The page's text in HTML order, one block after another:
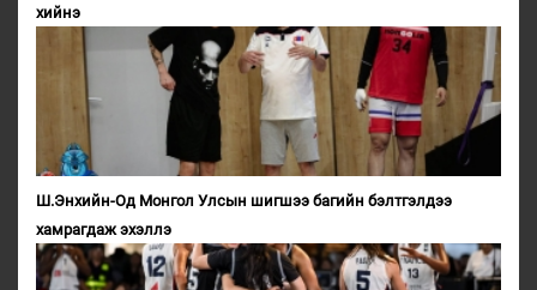
хийнэ
Ш.Энхийн-Од Монгол Улсын шигшээ багийн бэлтгэлдээ
хамрагдаж эхэллэ